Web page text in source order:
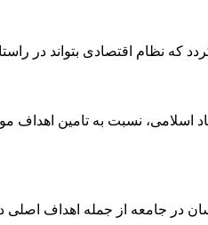
که نظام اقتصادی بتواند در
اسلامی، نسبت به تامین اهداف
از جمله اهداف اصلی دولت